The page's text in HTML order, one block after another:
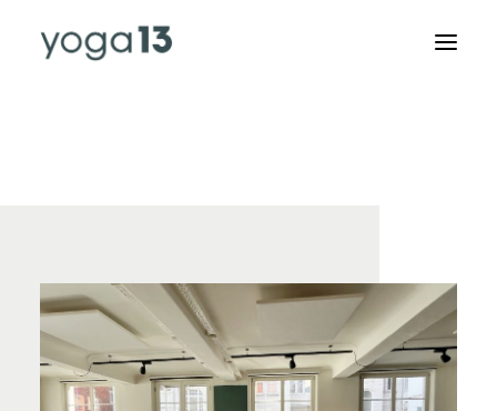
AUSBILDUNGEN
RAUMVERMIETUNG
STUDIO